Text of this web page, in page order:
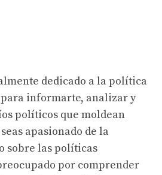
dedicado a la política
informarte, analizar y
políticos que moldean
apasionado de la
sobre las políticas
por comprender